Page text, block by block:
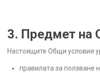
3. Предмет на
Настоящите Общи условия
правилата за ползване